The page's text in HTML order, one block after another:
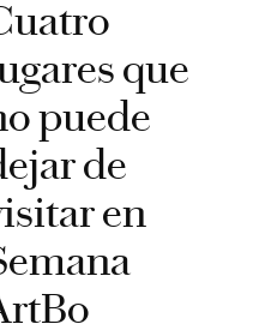
que
puede
de
en